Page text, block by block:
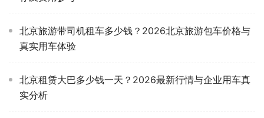
北京旅游带司机租车多少钱？2026北京旅游包车价格与
真实用车体验
北京租赁大巴多少钱一天？2026最新行情与企业用车真
实分析